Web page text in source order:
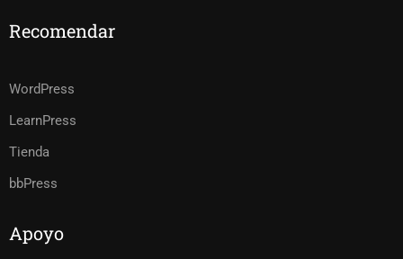
Recomendar
WordPress
LearnPress
Tienda
bbPress
Apoyo